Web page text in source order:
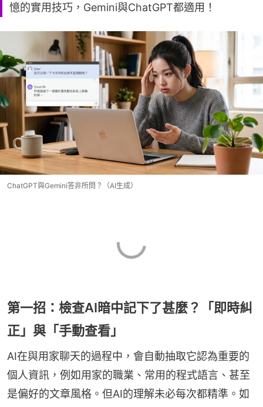
憶的實用技巧，Gemini與ChatGPT都適用！
ChatGPT與Gemini答非所問？（AI生成）
第一招：檢查AI暗中記下了甚麼？「即時糾
正」與「手動查看」
AI在與用家聊天的過程中，會自動抽取它認為重要的
個人資訊，例如用家的職業、常用的程式語言、甚至
是偏好的文章風格。但AI的理解未必每次都精準。如